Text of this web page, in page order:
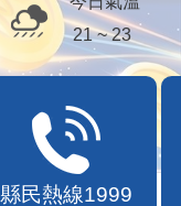
21 ~ 23
縣民熱線1999